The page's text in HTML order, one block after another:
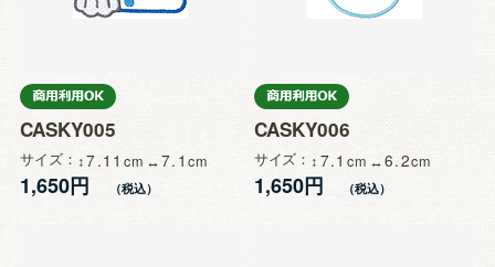
CASKY005
サイズ 7.11 7.1
1,650円
CASKY006
サイズ 7.1 6.2
1,650円